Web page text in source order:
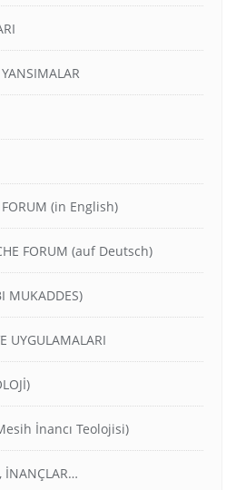
FORUM (in English)
FORUM (auf Deutsch)
MUKADDES)
UYGULAMALARI
İnancı Teolojisi)
İNANÇLAR…